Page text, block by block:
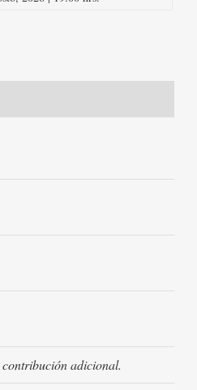
adicional.